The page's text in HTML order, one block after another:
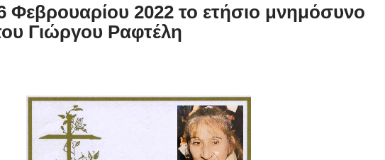
Φεβρουαρίου 2022 το ετήσιο μνημόσυνο
Γιώργου Ραφτέλη